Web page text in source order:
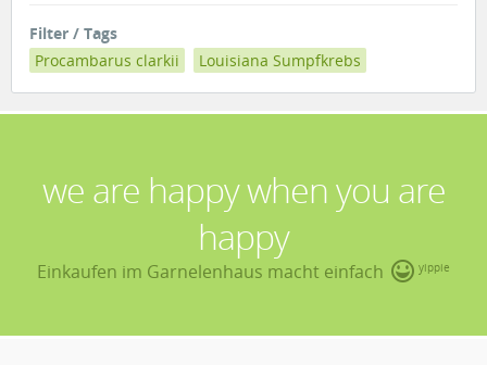
Filter / Tags
Procambarus clarkii
Louisiana Sumpfkrebs
we are happy when you are
happy
Einkaufen im Garnelenhaus macht einfach yippie